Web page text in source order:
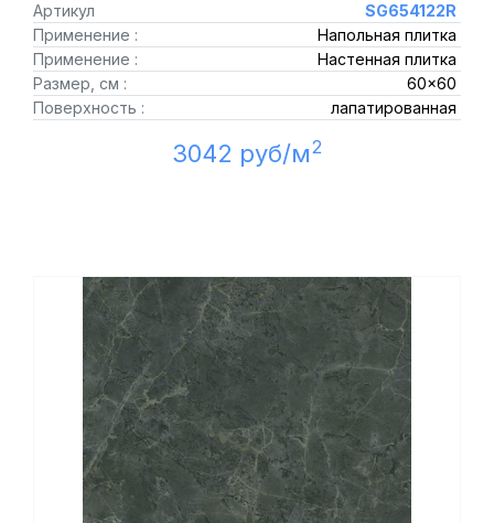
Артикул
SG654122R
Применение :
Напольная плитка
Применение :
Настенная плитка
Размер, см :
60x60
Поверхность :
лапатированная
3042 руб/м2